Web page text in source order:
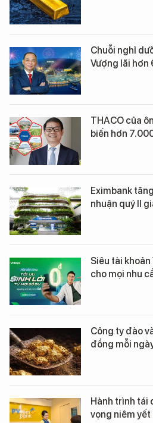
Chuỗi nghỉ
Vượng lãi hơn
THACO của
biến hơn
Eximbank
nhuận quý II
Siêu tài
cho mọi nhu
Công ty đào
đồng mỗi
Hành trình tái
vọng niêm yết